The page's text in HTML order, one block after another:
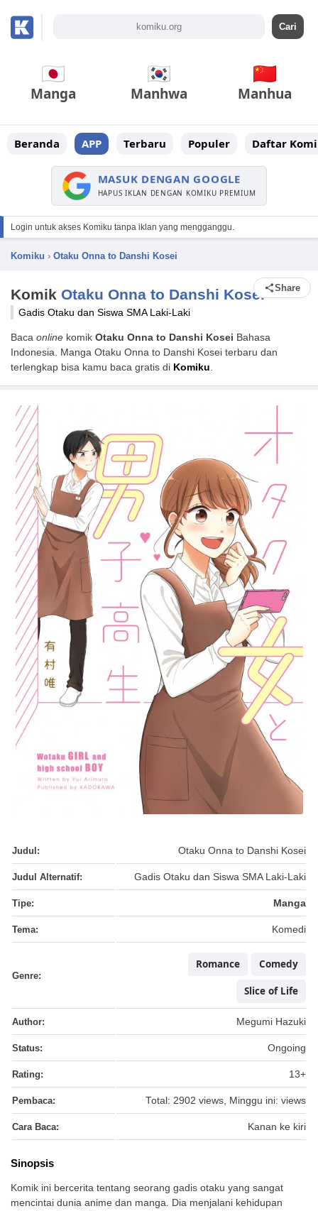
Manga Manhwa Manhua
Beranda APP Terbaru Populer Daftar
MASUK DENGAN GOOGLE
HAPUS IKLAN DENGAN KOMIKU PREMIUM
Login untuk akses Komiku tanpa iklan yang mengganggu.
Komiku › Otaku Onna to Danshi Kosei
Komik Otaku Onna to Danshi Kosei Share
Gadis Otaku dan Siswa SMA Laki-Laki
Baca online komik Otaku Onna to Danshi Kosei Bahasa
Indonesia. Manga Otaku Onna to Danshi Kosei terbaru dan
terlengkap bisa kamu baca gratis di Komiku
Judul: Otaku Onna to Danshi Kosei
Judul Alternatif: Gadis Otaku dan Siswa SMA Laki-Laki
Tipe: Manga
Tema: Komedi
Genre:
Comedy
Romance
Slice of Life
Author: Megumi Hazuki
Status: Ongoing
Rating: 13+
Pembaca: Total: 2902 views, Minggu ini: views
Cara Baca: Kanan ke kiri
Sinopsis
Komik ini bercerita tentang seorang gadis otaku yang sangat
mencintai dunia anime dan manga. Dia menjalani kehidupan